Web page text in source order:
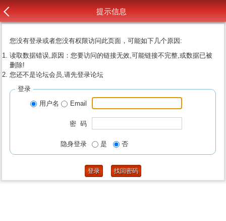
提示信息
您没有登录或者您没有权限访问此页面，可能如下几个原因:
读取数据错误,原因：您要访问的链接无效,可能链接不完整,或数据已被
删除!
您还不是论坛会员,请先登录论坛
登录
用户名
Email
密 码
隐身登录 是 否